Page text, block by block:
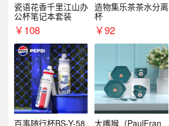
瓷语花香千里江山办
公杯笔记本套装
￥108
造物集乐茶茶水分离
杯
￥92
百事随行杯BS-Y-58 大嘴猴（PaulFran